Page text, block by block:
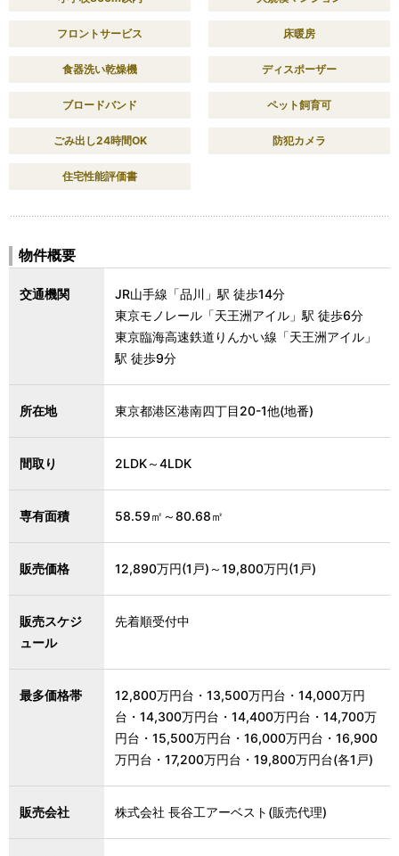
フロントサービス 床暖房
食器洗い乾燥機 ディスポーザー
ブロードバンド ペット飼育可
ごみ出し24時間OK 防犯カメラ
住宅性能評価書
物件概要
交通機関
JR山手線「品川」駅 徒歩14分
東京モノレール「天王洲アイル」駅 徒歩6分
東京臨海高速鉄道りんかい線「天王洲アイル」
駅 徒歩9分
所在地 東京都港区港南四丁目20-1他(地番)
間取り 2LDK～4LDK
専有面積 58.59㎡～80.68㎡
販売価格 12,890万円(1戸)～19,800万円(1戸)
販売スケジ
ュール
先着順受付中
最多価格帯
12,800万円台・13,500万円台・14,000万円
台・14,300万円台・14,400万円台・14,700万
円台・15,500万円台・16,000万円台・16,900
万円台・17,200万円台・19,800万円台(各1戸)
販売会社 株式会社 長谷工アーベスト(販売代理)